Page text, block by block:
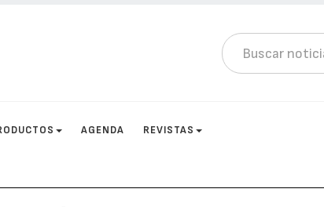
AGENDA REVISTAS